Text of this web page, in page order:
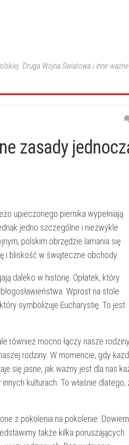
Druga Wojna Światowa i inne
zasady
upieczonego piernika wypełniają⁤
jedno szczególne i‌ niezwykle
polskim obrzędzie ⁢lamania⁤ się‍
i bliskość w świąteczne⁢ obchody.
⁤daleko w ‍historię. ⁤Opłatek, który
Wprost na stole
symbolizuje⁢ Eucharystię.‍ To jest
‍również mocno łączy⁤ nasze rodziny.
rodziny. W momencie, gdy
się jasne, jak ważny jest dla nas
kulturach.‍ To ‍właśnie dlatego,
z pokolenia na pokolenie.
‍także kilka ⁢poruszających